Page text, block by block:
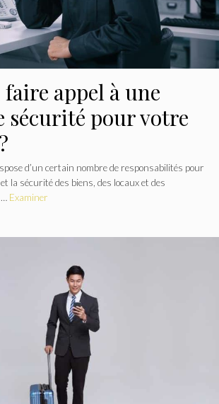
appel à une
sécurité pour votre
d’un certain nombre de responsabilités pour
la sécurité des biens, des locaux et des
Examiner